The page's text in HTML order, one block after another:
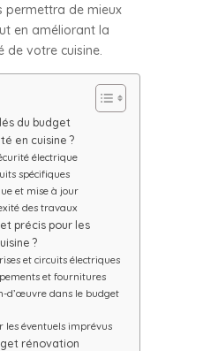
permettra de mieux
en améliorant la
de votre cuisine.
du budget
en cuisine ?
électrique
spécifiques
et mise à jour
des travaux
précis pour les
?
et circuits électriques
et fournitures
d’œuvre dans le budget
les éventuels imprévus
rénovation